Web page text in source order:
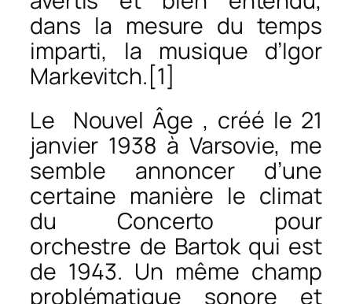
dans la mesure du temps
imparti, la musique d’Igor
Markevitch.[1]
Le Nouvel Âge , créé le 21
janvier 1938 à Varsovie, me
semble annoncer d’une
certaine manière le climat
du Concerto pour
orchestre de Bartok qui est
de 1943. Un même champ
problématique sonore et